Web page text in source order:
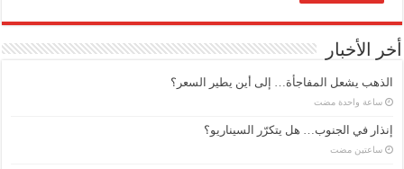
أخر الأخبار
الذهب يشعل المفاجأة… إلى أين يطير السعر؟
‏ساعة واحدة مضت
إنذار في الجنوب… هل يتكرّر السيناريو؟
‏ساعتين مضت